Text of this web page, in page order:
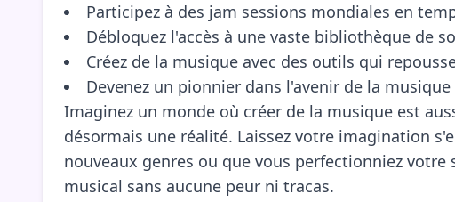
Participez à des jam sessions mondiales en
Débloquez l'accès à une vaste bibliothèque de
Créez de la musique avec des outils qui
Devenez un pionnier dans l'avenir de la
Imaginez un monde où créer de la musique est
désormais une réalité. Laissez votre imagination
nouveaux genres ou que vous perfectionniez
musical sans aucune peur ni tracas.